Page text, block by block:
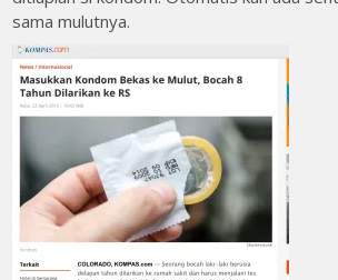
sama mulutnya.